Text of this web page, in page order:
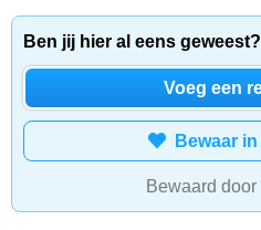
Ben jij hier al eens geweest?
Voeg een
Bewaar in
Bewaard